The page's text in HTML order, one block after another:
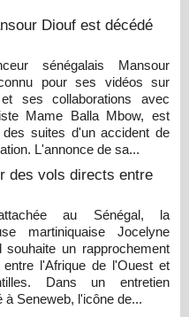
Diouf est décédé
sénégalais Mansour
pour ses vidéos sur
ses collaborations avec
Mame Balla Mbow, est
des suites d'un accident de
L'annonce de sa...
des vols directs entre
au Sénégal, la
martiniquaise Jocelyne
souhaite un rapprochement
entre l'Afrique de l'Ouest et
Dans un entretien
à Seneweb, l'icône de...